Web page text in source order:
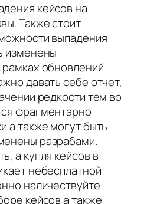
кейсов на
Также стоит
выпадения
изменены
обновлений
давать себе отчет,
редкости тем во
фрагментарно
а также могут быть
разрабами.
а купля кейсов в
небесплатной
наличествуйте
кейсов а также